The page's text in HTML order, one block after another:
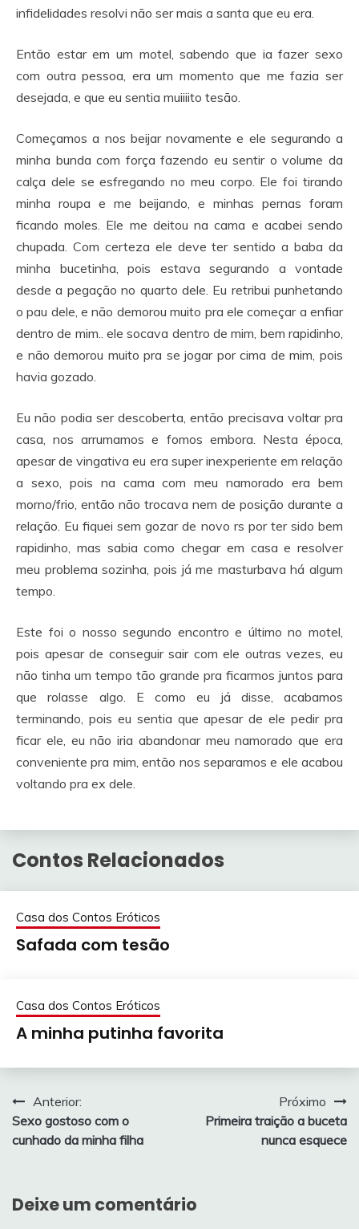
infidelidades resolvi não ser mais a santa que eu era.
Então estar em um motel, sabendo que ia fazer sexo
com outra pessoa, era um momento que me fazia ser
desejada, e que eu sentia muiiiito tesão.
Começamos a nos beijar novamente e ele segurando a
minha bunda com força fazendo eu sentir o volume da
calça dele se esfregando no meu corpo. Ele foi tirando
minha roupa e me beijando, e minhas pernas foram
ficando moles. Ele me deitou na cama e acabei sendo
chupada. Com certeza ele deve ter sentido a baba da
minha bucetinha, pois estava segurando a vontade
desde a pegação no quarto dele. Eu retribui punhetando
o pau dele, e não demorou muito pra ele começar a enfiar
dentro de mim.. ele socava dentro de mim, bem rapidinho,
e não demorou muito pra se jogar por cima de mim, pois
havia gozado.
Eu não podia ser descoberta, então precisava voltar pra
casa, nos arrumamos e fomos embora. Nesta época,
apesar de vingativa eu era super inexperiente em relação
a sexo, pois na cama com meu namorado era bem
morno/frio, então não trocava nem de posição durante a
relação. Eu fiquei sem gozar de novo rs por ter sido bem
rapidinho, mas sabia como chegar em casa e resolver
meu problema sozinha, pois já me masturbava há algum
tempo.
Este foi o nosso segundo encontro e último no motel,
pois apesar de conseguir sair com ele outras vezes, eu
não tinha um tempo tão grande pra ficarmos juntos para
que rolasse algo. E como eu já disse, acabamos
terminando, pois eu sentia que apesar de ele pedir pra
ficar ele, eu não iria abandonar meu namorado que era
conveniente pra mim, então nos separamos e ele acabou
voltando pra ex dele.
Contos Relacionados
Casa dos Contos Eróticos
Safada com tesão
Casa dos Contos Eróticos
A minha putinha favorita
Navegação
de
Anterior:
Sexo gostoso com o
cunhado da minha filha
Próximo
Primeira traição a buceta
nunca esquece
Deixe um comentário